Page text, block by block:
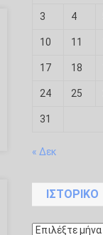
3 4
10 11
17 18
24 25
31
« Δεκ
ΙΣΤΟΡΙΚΌ
Ιστορικό